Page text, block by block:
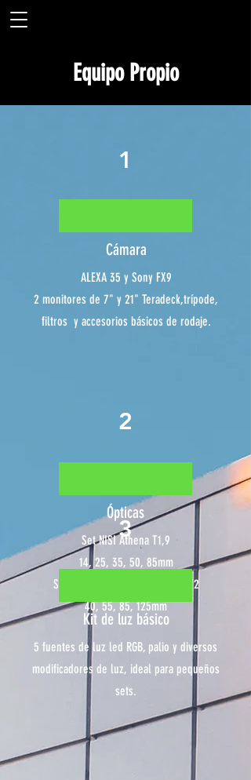
Equipo Propio
1
Cámara
ALEXA 35 y Sony FX9
2 monitores de 7" y 21" Teradeck,trípode,
filtros y accesorios básicos de rodaje.
2
​Ópticas
Set NISI Athena T1,9
14, 25, 35, 50, 85mm
Set Anamórfico Blazer Cato 2x T2
40, 55, 85, 125mm
3
Kit de luz básico
5 fuentes de luz led RGB, palio y diversos
modificadores de luz, ideal para pequeños
sets.